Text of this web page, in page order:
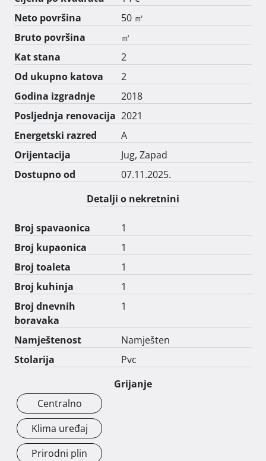
Neto površina
50 ㎡
Bruto površina
㎡
Kat stana
2
Od ukupno katova
2
Godina izgradnje
2018
Posljednja renovacija 2021
Energetski razred
A
Orijentacija
Jug, Zapad
Dostupno od
07.11.2025.
Detalji o nekretnini
Broj spavaonica
1
Broj kupaonica
1
Broj toaleta
1
Broj kuhinja
1
Broj dnevnih
boravaka
1
Namještenost
Namješten
Stolarija
Pvc
Grijanje
Centralno
Klima uređaj
Prirodni plin